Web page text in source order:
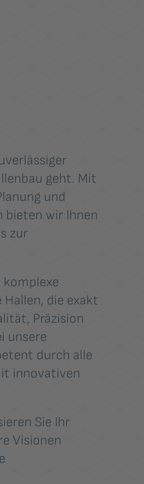
geht. Mit
und
bieten wir Ihnen
zur
die exakt
Präzision
unsere
durch alle
innovativen
Sie Ihr
Visionen